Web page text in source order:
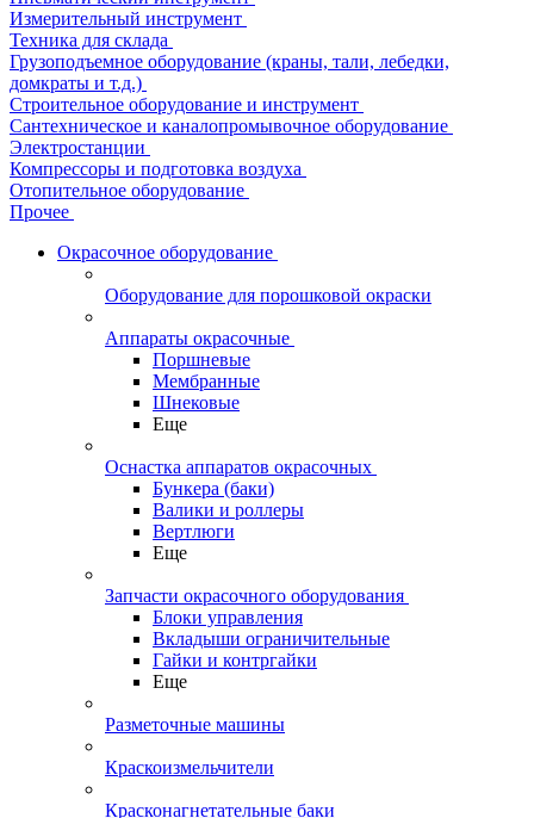
Измерительный инструмент
Техника для склада
Грузоподъемное оборудование (краны, тали, лебедки,
домкраты и т.д.)
Строительное оборудование и инструмент
Сантехническое и каналопромывочное оборудование
Электростанции
Компрессоры и подготовка воздуха
Отопительное оборудование
Прочее
Окрасочное оборудование
Оборудование для порошковой окраски
Аппараты окрасочные
Поршневые
Мембранные
Шнековые
Еще
Оснастка аппаратов окрасочных
Бункера (баки)
Валики и роллеры
Вертлюги
Еще
Запчасти окрасочного оборудования
Блоки управления
Вкладыши ограничительные
Гайки и контргайки
Еще
Разметочные машины
Краскоизмельчители
Красконагнетательные баки